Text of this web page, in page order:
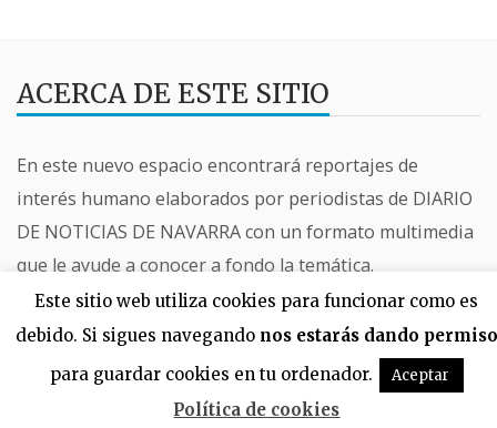
ACERCA DE ESTE SITIO
En este nuevo espacio encontrará reportajes de
interés humano elaborados por periodistas de DIARIO
DE NOTICIAS DE NAVARRA con un formato multimedia
que le ayude a conocer a fondo la temática.
ENCUÉNTRANOS
© Zeroa Multimedia
Dirección: Altzutzate, 8, 31620 Huarte, Navarra
Este sitio web utiliza cookies para funcionar como es
debido. Si sigues navegando nos estarás dando permiso
para guardar cookies en tu ordenador.
Aceptar
Política de cookies